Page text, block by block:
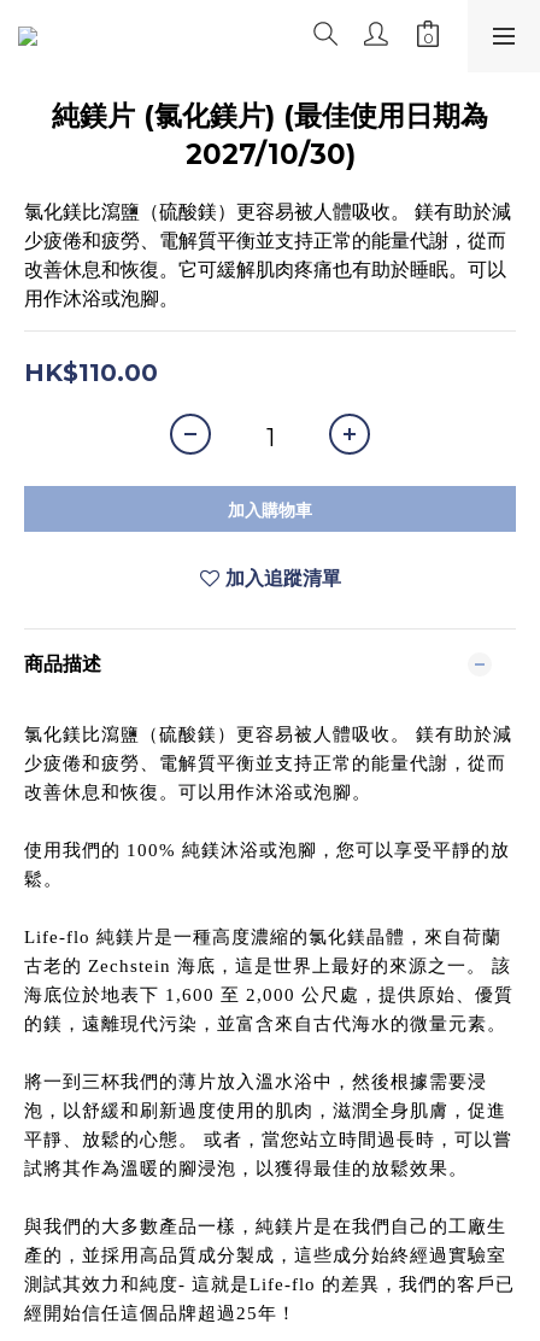
純鎂片 (氯化鎂片) (最佳使用日期為
2027/10/30)
氯化鎂比瀉鹽（硫酸鎂）更容易被人體吸收。 鎂有助於減
少疲倦和疲勞、電解質平衡並支持正常的能量代謝，從而
改善休息和恢復。它可緩解肌肉疼痛也有助於睡眠。可以
用作沐浴或泡腳。
HK$110.00
加入購物車
加入追蹤清單
商品描述
氯化鎂比瀉鹽（硫酸鎂）更容易被人體吸收。 鎂有助於減
少疲倦和疲勞、電解質平衡並支持正常的能量代謝，從而
改善休息和恢復。可以用作沐浴或泡腳。
使用我們的 100% 純鎂沐浴或泡腳，您可以享受平靜的放
鬆。
Life-flo 純鎂片是一種高度濃縮的氯化鎂晶體，來自荷蘭
古老的 Zechstein 海底，這是世界上最好的來源之一。 該
海底位於地表下 1,600 至 2,000 公尺處，提供原始、優質
的鎂，遠離現代污染，並富含來自古代海水的微量元素。
將一到三杯我們的薄片放入溫水浴中，然後根據需要浸
泡，以舒緩和刷新過度使用的肌肉，滋潤全身肌膚，促進
平靜、放鬆的心態。 或者，當您站立時間過長時，可以嘗
試將其作為溫暖的腳浸泡，以獲得最佳的放鬆效果。
與我們的大多數產品一樣，純鎂片是在我們自己的工廠生
產的，並採用高品質成分製成，這些成分始終經過實驗室
測試其效力和純度- 這就是Life-flo 的差異，我們的客戶已
經開始信任這個品牌超過 25年！